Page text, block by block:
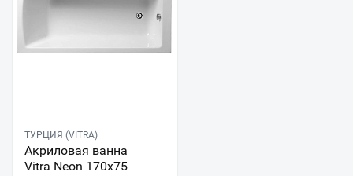
ТУРЦИЯ (VITRA)
Акриловая ванна
Vitra Neon 170х75